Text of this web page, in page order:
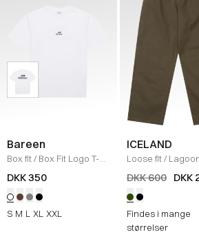
Bareen
Box fit/ Box Fit Logo T-
shirt /WHITE
DKK 350
S M L XL XXL
ICELAND
Loose fit/
Bukser / OLIVE
DKK 600 DKK
Findes i mange
størrelser